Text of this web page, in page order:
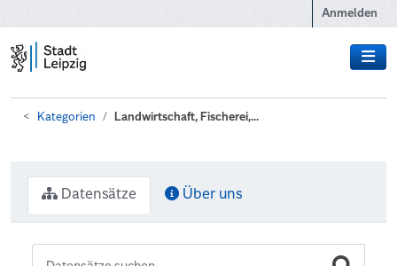
Anmelden
Kategorien Landwirtschaft, Fischerei,...
Datensätze Über uns